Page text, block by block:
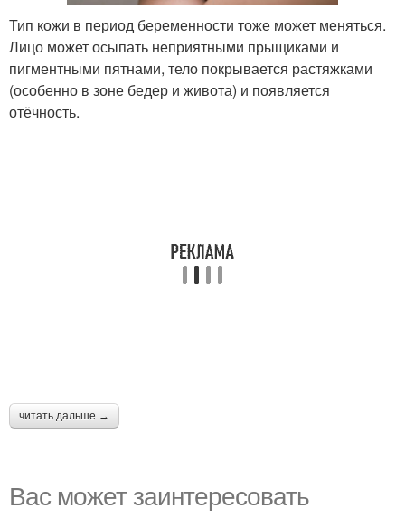
Тип кожи в период беременности тоже может меняться.
Лицо может осыпать неприятными прыщиками и
пигментными пятнами, тело покрывается растяжками
(особенно в зоне бедер и живота) и появляется
отёчность.
читать дальше →
Вас может заинтересовать